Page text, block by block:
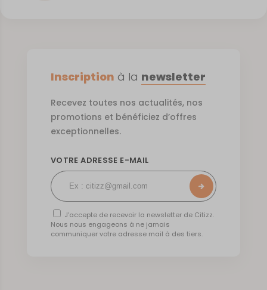
Inscription à la newsletter
Recevez toutes nos actualités, nos
promotions et bénéficiez d’offres
exceptionnelles.
VOTRE ADRESSE E-MAIL
J’accepte de recevoir la newsletter de Citizz.
Nous nous engageons à ne jamais
communiquer votre adresse mail à des tiers.